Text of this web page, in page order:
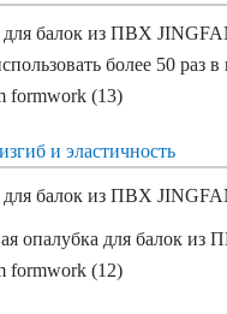
для балок из ПВХ
более 50
и эластичность
для балок из ПВХ
опалубка для балок